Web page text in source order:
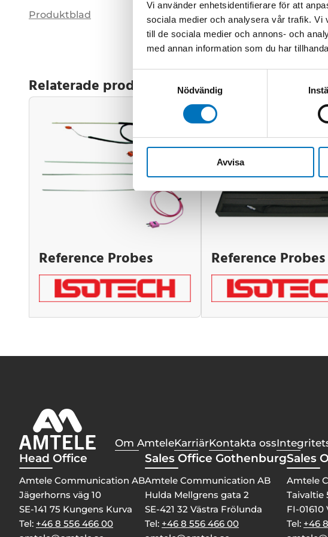
Vi använder enhetsidentifierare för att
sociala medier och analysera vår trafik. Vi
till de sociala medier och annons- och
med annan information som du har
Nödvändig
Avvisa
Produktblad
Relaterade produkter
Reference Probes Reference Probes
Om AmteleKarriärKontakta oss
Head Office
Amtele Communication AB
Jägerhorns väg 10
SE-141 75 Kungens Kurva
Tel: +46 8 556 466 00
Sales Office Gothenburg
Amtele Communication AB
Hulda Mellgrens gata 2
SE-421 32 Västra Frölunda
Tel: +46 8 556 466 00
Sales
Amtele
Taivaltie
FI-01610
Tel: +46